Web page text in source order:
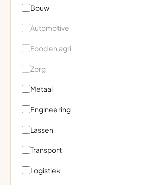
Bouw
Automotive
Food en agri
Zorg
Metaal
Engineering
Lassen
Transport
Logistiek